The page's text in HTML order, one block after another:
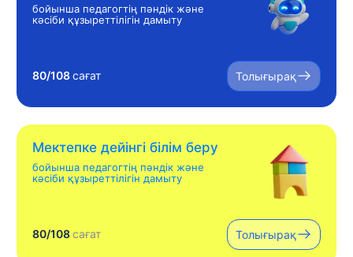
бойынша педагогтің пәндік және
кәсіби құзыреттілігін дамыту
80/108сағат Толығырақ
Мектепке дейінгі білім беру
бойынша педагогтің пәндік және
кәсіби құзыреттілігін дамыту
80/108сағат Толығырақ